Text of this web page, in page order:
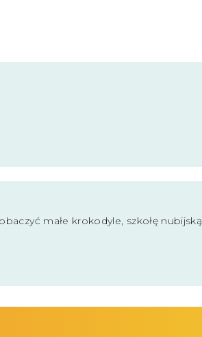
małe krokodyle, szkołę nubijską